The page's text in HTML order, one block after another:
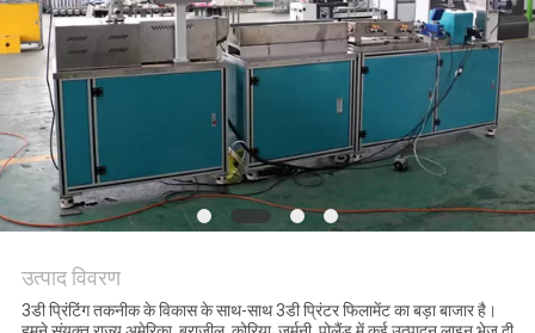
PRIVACY
POLICY
उत्पाद विवरण
3डी प्रिंटिंग तकनीक के विकास के साथ-साथ 3डी प्रिंटर फिलामेंट का बड़ा बाजार है।